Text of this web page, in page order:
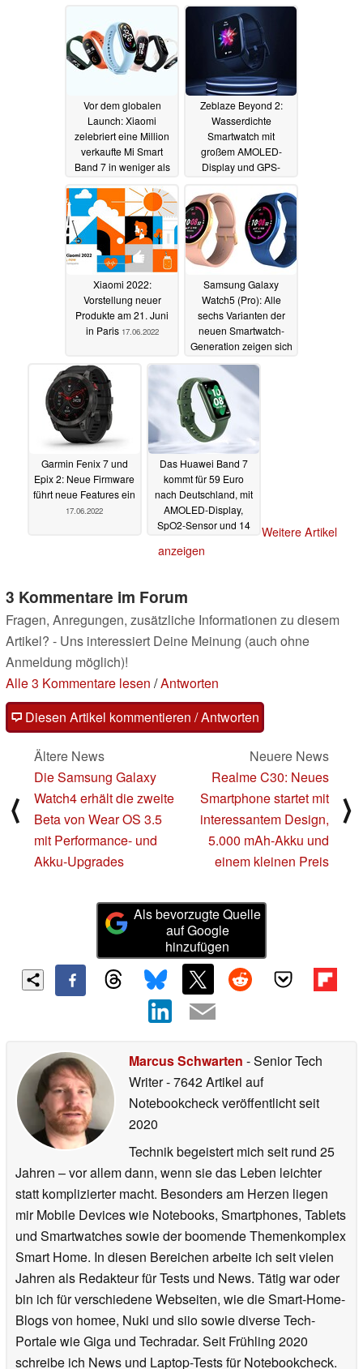
22.06.2022 21.06.2022
Vor dem globalen
Launch: Xiaomi
zelebriert eine Million
verkaufte Mi Smart
Band 7 in weniger als
Zeblaze Beyond 2:
Wasserdichte
Smartwatch mit
großem AMOLED-
Display und GPS-
kleinen Preis
19.06.2022
Xiaomi 2022:
Vorstellung neuer
Produkte am 21. Juni
in Paris 17.06.2022
Samsung Galaxy
Watch5 (Pro): Alle
sechs Varianten der
neuen Smartwatch-
Generation zeigen sich
17.06.2022
Garmin Fenix 7 und
Epix 2: Neue Firmware
führt neue Features ein
17.06.2022
Das Huawei Band 7
kommt für 59 Euro
nach Deutschland, mit
AMOLED-Display,
SpO2-Sensor und 14
18.05.2022
Weitere Artikel
anzeigen
3 Kommentare im Forum
Fragen, Anregungen, zusätzliche Informationen zu diesem
Artikel? - Uns interessiert Deine Meinung (auch ohne
Anmeldung möglich)!
Alle 3 Kommentare lesen /Antworten
Diesen Artikel kommentieren / Antworten
⟨
Ältere News
Die Samsung Galaxy
Watch4 erhält die zweite
Beta von Wear OS 3.5
mit Performance- und
Akku-Upgrades
Neuere News
Realme C30: Neues
Smartphone startet mit
interessantem Design,
5.000 mAh-Akku und
einem kleinen Preis
⟩
Als bevorzugte Quelle
auf Google
hinzufügen
Marcus Schwarten - Senior Tech
Writer- 7642 Artikel auf
Notebookcheck veröffentlichtseit
2020
Technik begeistert mich seit rund 25
Jahren – vor allem dann, wenn sie das Leben leichter
statt komplizierter macht. Besonders am Herzen liegen
mir Mobile Devices wie Notebooks, Smartphones, Tablets
und Smartwatches sowie der boomende Themenkomplex
Smart Home. In diesen Bereichen arbeite ich seit vielen
Jahren als Redakteur für Tests und News. Tätig war oder
bin ich für verschiedene Webseiten, wie die Smart-Home-
Blogs von homee, Nuki und siio sowie diverse Tech-
Portale wie Giga und Techradar. Seit Frühling 2020
schreibe ich News und Laptop-Tests für Notebookcheck.